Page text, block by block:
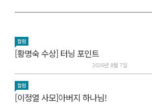
컬럼
[황명숙 수상] 터닝 포인트
2026년 8월 7일
컬럼
[이정열 사모]아버지 하나님!